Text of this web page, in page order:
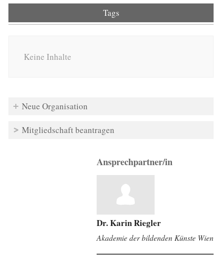
Tags
Keine Inhalte
Neue Organisation
Mitgliedschaft beantragen
Ansprechpartner/in
Dr. Karin Riegler
Akademie der bildenden Künste Wien